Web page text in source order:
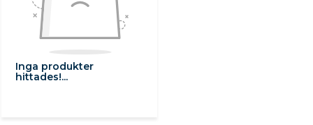
Inga produkter
hittades!...